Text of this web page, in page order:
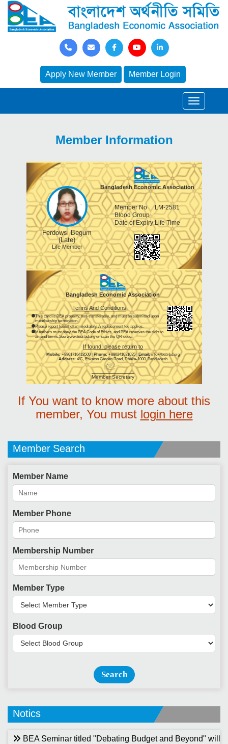
Apply New Member Member Login
Member Information
Ferdowsi Begum
(Late)
Life Member
Bangladesh Economic Association
Member No :LM-2581
Blood Group :
Date of Expiry:Life Time
Bangladesh Economic Association
Terms And Conditions
This card is BEA property, non-transferable, and must be submitted upon
membership termination.
Please report loss/theft immediately. A replacement fee applies.
Members must obey the BEA Code of Ethics, and BEA reserves the right to
amend terms.See www.bea-bd.org or scan the QR code.
If found, please return to
Mobile:+8801716418500 | Phone:+880241031035 | Email:info@bea-bd.org
Address: 4/C, Eskaton Garden Road, Dhaka-1000, Bangladesh
Member Secretary
If You want to know more about this
member, You must login here
Member Search
Member Name
Member Phone
Membership Number
Member Type
Blood Group
Search
Notics
BEA Seminar titled "Debating Budget and Beyond" will